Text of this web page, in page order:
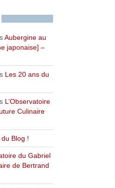
Aubergine au
japonaise] –
Les 20 ans du
L’Observatoire
Culinaire
Blog !
du Gabriel
de Bertrand